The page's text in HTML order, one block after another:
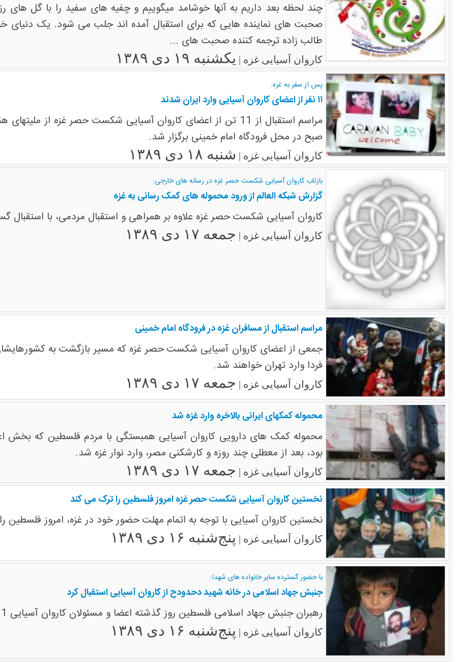
چند لحظه بعد داریم به آنها خوشامد میگوییم و چفیه های سفید را با گل های
صحبت های نماینده هایی که برای استقبال آمده اند جلب می شود. یک دنیای
طالب زاده ترجمه کننده صحبت های ...
کاروان آسیایی غزه | یکشنبه ۱۹ دی ۱۳۸۹
پس از سفر به غزه:
١١ نفر از اعضای کاروان آسیایی وارد ایران شدند
صبح در محل فرودگاه امام خمینی برگزار شد.
کاروان آسیایی غزه | شنبه ۱۸ دی ۱۳۸۹
بازتاب کاروان آسیایی شکست حصر غزه در رسانه های خارجی:
گزارش شبکه العالم از ورود محموله های کمک رسانی به غزه
کاروان آسیایی شکست حصر غزه علاوه بر همراهی و استقبال مردمی، با
کاروان آسیایی غزه | جمعه ۱۷ دی ۱۳۸۹
مراسم استقبال از مسافران غزه در فرودگاه امام خمینی
جمعی از اعضای کاروان آسیایی شکست حصر غزه که مسیر بازگشت به کشورهایشان
فردا وارد تهران خواهند شد.
کاروان آسیایی غزه | جمعه ۱۷ دی ۱۳۸۹
محموله کمکهای ایرانی بالاخره وارد غزه شد
محموله کمک های دارویی کاروان آسیایی همبستگی با مردم فلسطین که
بود، بعد از معطلی چند روزه و کارشکنی مصر، وارد نوار غزه شد.
کاروان آسیایی غزه | جمعه ۱۷ دی ۱۳۸۹
نخستین کاروان آسیایی شکست حصر غزه امروز فلسطین را ترک می کند
نخستین کاروان آسیایی با توجه به اتمام مهلت حضور خود در غزه، امروز فلسطین
کاروان آسیایی غزه | پنج‌شنبه ۱۶ دی ۱۳۸۹
با حضور گسترده سایر خانواده های شهدا:
جنبش جهاد اسلامی در خانه شهید دحدودح از کاروان آسیایی استقبال کرد
رهبران جنبش جهاد اسلامی فلسطین روز گذشته اعضا و مسئولان کاروان آسیایی 1 در نوار غزه را به میهمانی دعوت کردند.
کاروان آسیایی غزه | پنج‌شنبه ۱۶ دی ۱۳۸۹